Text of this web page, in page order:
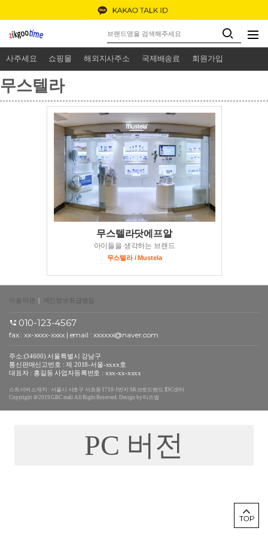
사주세요 쇼핑몰 해외지사주소 국제배송료 회원가입
무스텔라
무스텔라닷에프알
아이들을 생각하는 브랜드
무스텔라 / Mustela
이용약관 | 개인정보취급방침
010-123-4567
fax : xx-xxxx-xxxx | email : xxxxxx@naver.com
주소:(34600) 서울특별시 강남구
통신판매신고번호 : 제 2018-서울-xxxx호
대표자 : 홍길동 사업자등록번호 : xxx-xx-xxxx
스트서버 소재지 : 서울시 서초구 서초동 1710-1번지 SK브로드밴드 IDC센터
Copyright ＠2019 GBC mall All Right Reserved. Design by 티즈엠
PC 버전